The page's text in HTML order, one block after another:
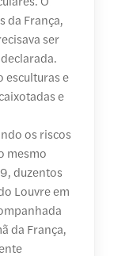
da França,
ser
esculturas e
e
os riscos
mesmo
duzentos
Louvre em
da França,